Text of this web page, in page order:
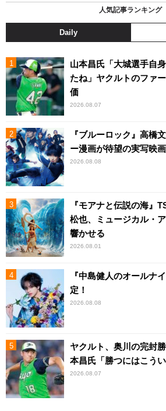
人気記事ランキング
Daily
山本昌氏「大城選手自
たね」ヤクルトのファ
価
2026.08.07
『ブルーロック』高橋
ー漫画が待望の実写映
2026.08.08
『モアナと伝説の海』
松也、ミュージカル・
響かせる
2026.08.01
『中島健人のオールナ
定！
2026.08.08
ヤクルト、奥川の完封
本昌氏「勝つにはこう
2026.08.07